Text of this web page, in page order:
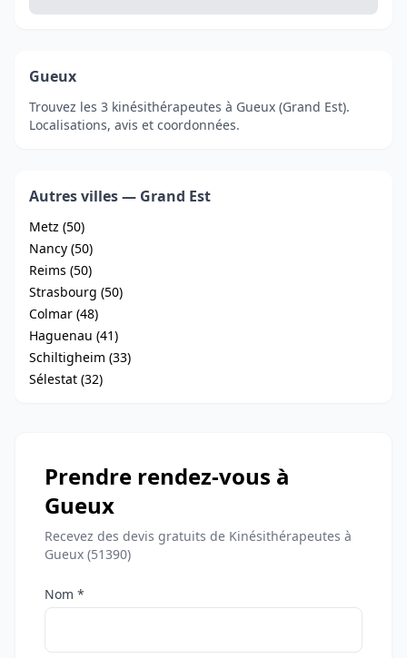
Gueux
Trouvez les 3 kinésithérapeutes à Gueux (Grand Est).
Localisations, avis et coordonnées.
Autres villes — Grand Est
Metz (50)
Nancy (50)
Reims (50)
Strasbourg (50)
Colmar (48)
Haguenau (41)
Schiltigheim (33)
Sélestat (32)
Prendre rendez-vous à
Gueux
Recevez des devis gratuits de Kinésithérapeutes à
Gueux (51390)
Nom *